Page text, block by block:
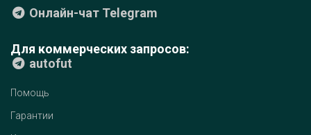
Онлайн-чат Telegram
Для коммерческих запросов:
autofut
Помощь
Гарантии